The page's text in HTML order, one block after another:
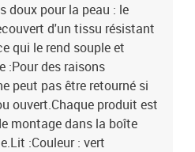
doux pour la peau : le
d'un tissu résistant
qui le rend souple et
:Pour des raisons
peut pas être retourné si
ouvert.Chaque produit est
montage dans la boîte
:Couleur : vert